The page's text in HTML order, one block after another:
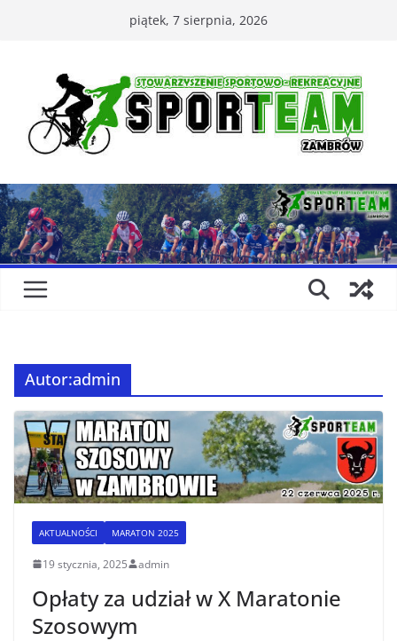
piątek, 7 sierpnia, 2026
Autor:admin
AKTUALNOŚCI MARATON 2025
19 stycznia, 2025 admin
Opłaty za udział w X Maratonie
Szosowym